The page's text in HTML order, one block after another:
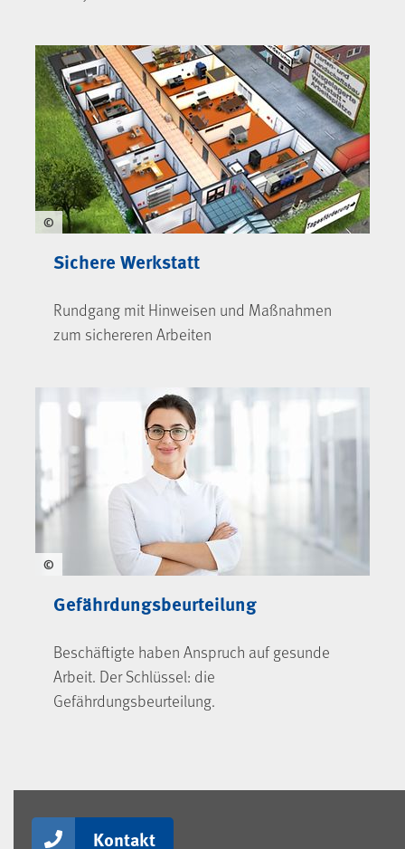
©
Sichere Werkstatt
Rundgang mit Hinweisen und Maßnahmen
zum sichereren Arbeiten
©
Gefährdungsbeurteilung
Beschäftigte haben Anspruch auf gesunde
Arbeit. Der Schlüssel: die
Gefährdungsbeurteilung.
Kontakt